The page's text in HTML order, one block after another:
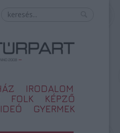
IRODALOM
FOLK
KÉPZŐ
GYERMEK